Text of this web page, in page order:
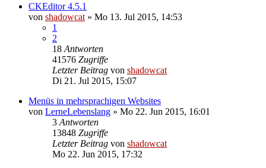
CKEditor 4.5.1
von shadowcat » Mo 13. Jul 2015, 14:53
1
2
18 Antworten
41576 Zugriffe
Letzter Beitrag von shadowcat
Di 21. Jul 2015, 15:07
Menüs in mehrsprachigen Websites
von LerneLebenslang » Mo 22. Jun 2015, 16:01
3 Antworten
13848 Zugriffe
Letzter Beitrag von shadowcat
Mo 22. Jun 2015, 17:32